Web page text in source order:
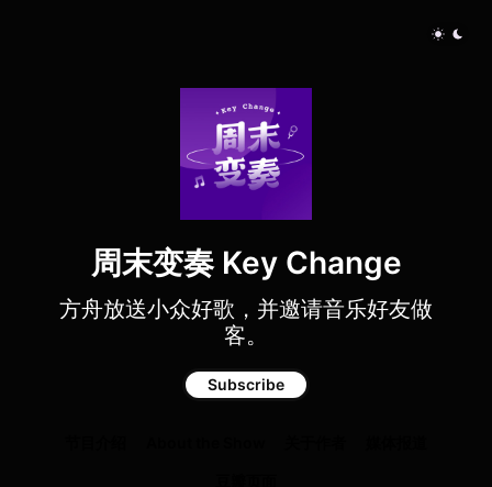
周末变奏 Key Change
方舟放送小众好歌，并邀请音乐好友做
客。
Subscribe